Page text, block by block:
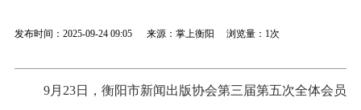
发布时间：2025-09-24 09:05 来源：掌上衡阳 浏览量： 1次
9月23日，衡阳市新闻出版协会第三届第五次全体会员